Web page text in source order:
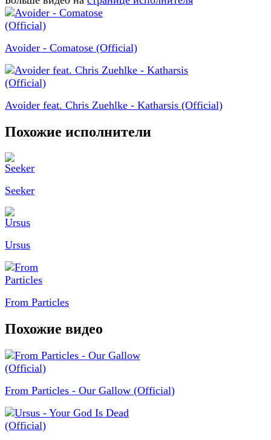
Avoider - Comatose (Official)
Avoider feat. Chris Zuehlke - Katharsis (Official)
Похожие исполнители
Seeker
Ursus
From Particles
Похожие видео
From Particles - Our Gallow (Official)